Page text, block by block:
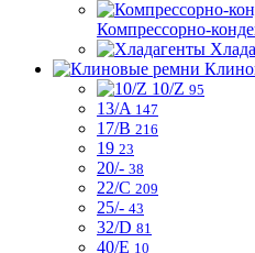
Компрессорно-
10/Z 95
13/A 147
17/B 216
19 23
20/- 38
22/C 209
25/- 43
32/D 81
40/E 10